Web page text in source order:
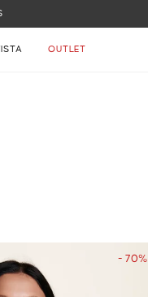
OUTLET
- 70%